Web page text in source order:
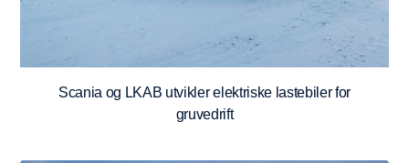
Scania og LKAB utvikler elektriske lastebiler for
gruvedrift